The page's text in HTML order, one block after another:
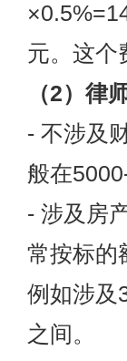
元。这个
（2）律
- 不涉及
般在
- 涉及房
常按标的
例如涉及
之间。